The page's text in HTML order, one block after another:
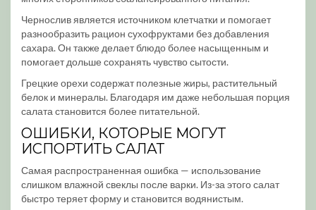
Чернослив является источником клетчатки и помогает
разнообразить рацион сухофруктами без добавления
сахара. Он также делает блюдо более насыщенным и
помогает дольше сохранять чувство сытости.
Грецкие орехи содержат полезные жиры, растительный
белок и минералы. Благодаря им даже небольшая порция
салата становится более питательной.
ОШИБКИ, КОТОРЫЕ МОГУТ
ИСПОРТИТЬ САЛАТ
Самая распространенная ошибка — использование
слишком влажной свеклы после варки. Из-за этого салат
быстро теряет форму и становится водянистым.